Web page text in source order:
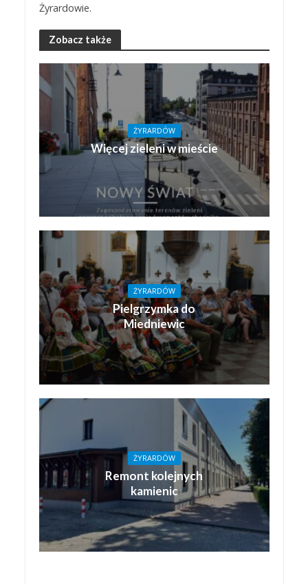
Żyrardowie.
Zobacz także
ŻYRARDÓW
Więcej zieleni w mieście
ŻYRARDÓW
Pielgrzymka do
Miedniewic
ŻYRARDÓW
Remont kolejnych
kamienic